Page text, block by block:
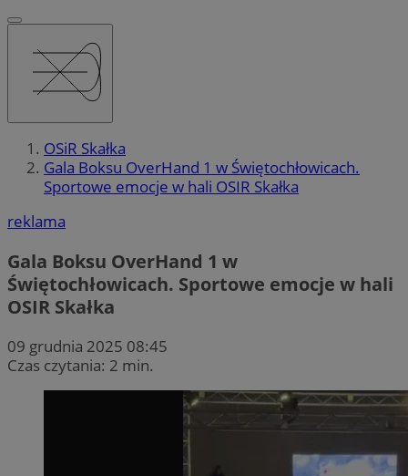
OSiR Skałka
Gala Boksu OverHand 1 w Świętochłowicach.
Sportowe emocje w hali OSIR Skałka
reklama
Gala Boksu OverHand 1 w
Świętochłowicach. Sportowe emocje w hali
OSIR Skałka
09 grudnia 2025 08:45
Czas czytania: 2 min.